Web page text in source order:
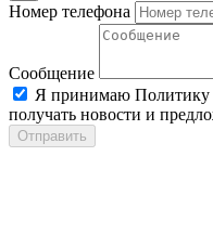
Номер телефона
Сообщение
Я принимаю Политику
получать новости и
Отправить